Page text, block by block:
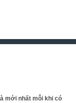
mới nhất mỗi khi có